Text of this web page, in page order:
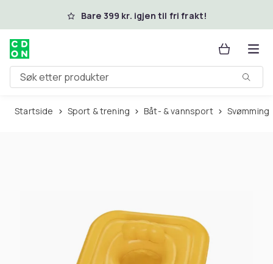
Hopp til hovedinnholdBare 399 kr. igjen til fri frakt!
Søk etter produkter
Startside Sport & trening Båt- & vannsport Svømming